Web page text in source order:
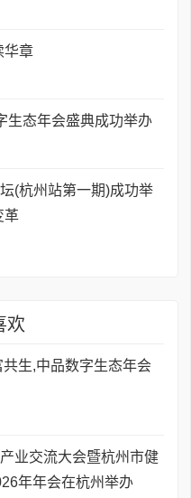
华章
生态年会盛典成功举办
(杭州站第一期)成功举
革
欢
生,中品数字生态年会
业交流大会暨杭州市健
年年会在杭州举办